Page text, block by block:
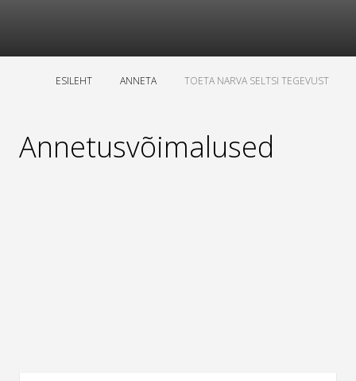
ESILEHT ANNETA TOETA NARVA SELTSI TEGEVUST
Annetusvõimalused